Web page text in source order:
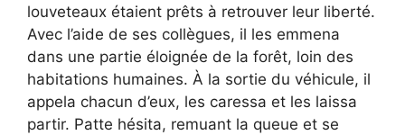
louveteaux étaient prêts à retrouver leur liberté.
Avec l’aide de ses collègues, il les emmena
dans une partie éloignée de la forêt, loin des
habitations humaines. À la sortie du véhicule, il
appela chacun d’eux, les caressa et les laissa
partir. Patte hésita, remuant la queue et se